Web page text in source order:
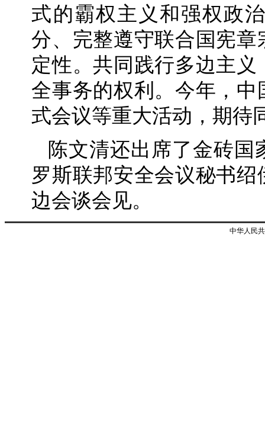
式的霸权主义和强权政
分、完整遵守联合国宪
定性。共同践行多边主
全事务的权利。今年，
式会议等重大活动，期待
陈文清还出席了金砖国
罗斯联邦安全会议秘书
边会谈会见。
中华人民